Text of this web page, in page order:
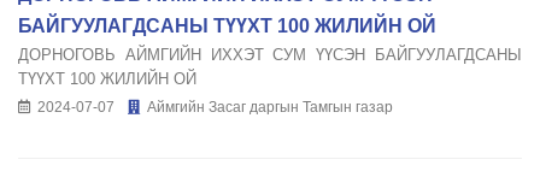
БАЙГУУЛАГДСАНЫ ТҮҮХТ 100 ЖИЛИЙН ОЙ
ДОРНОГОВЬ АЙМГИЙН ИХХЭТ СУМ ҮҮСЭН БАЙГУУЛАГДСАНЫ
ТҮҮХТ 100 ЖИЛИЙН ОЙ
2024-07-07 Аймгийн Засаг даргын Тамгын газар